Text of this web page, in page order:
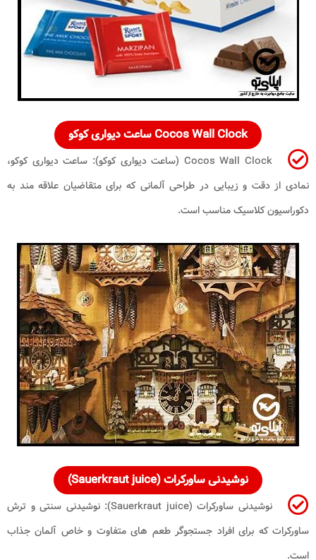
Cocos Wall Clock ساعت دیواری کوکو
Cocos Wall Clock (ساعت دیواری کوکو): ساعت دیواری کوکو،
نمادی از دقت و زیبایی در طراحی آلمانی که برای متقاضیان علاقه مند به
دکوراسیون کلاسیک مناسب است.
نوشیدنی ساورکرات (Sauerkraut juice)
نوشیدنی ساورکرات (Sauerkraut juice): نوشیدنی سنتی و ترش
ساورکرات که برای افراد جستجوگر طعم های متفاوت و خاص آلمان جذاب
است.